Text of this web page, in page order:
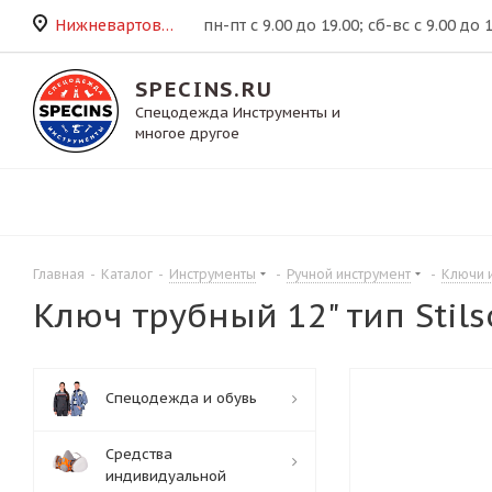
Нижневартовск пн-пт с 9.00 до 19.00; сб-вс с 9.00 до
SPECINS.RU
Спецодежда Инструменты и
многое другое
Главная - Каталог - Инструменты - Ручной инструмент - Ключи
Ключ трубный 12" тип
Спецодежда и обувь
Средства
индивидуальной